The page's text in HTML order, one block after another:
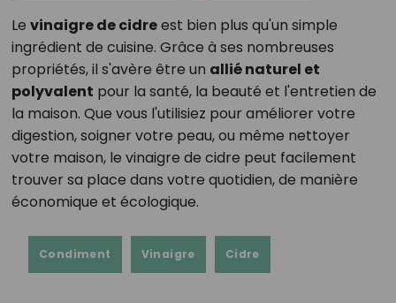
Le vinaigre de cidreest bien plus qu'un simple
ingrédient de cuisine. Grâce à ses nombreuses
propriétés, il s'avère être un allié naturel et
polyvalent pour la santé, la beauté et l'entretien de
la maison. Que vous l'utilisiez pour améliorer votre
digestion, soigner votre peau, ou même nettoyer
votre maison, le vinaigre de cidre peut facilement
trouver sa place dans votre quotidien, de manière
économique et écologique.
Condiment Vinaigre Cidre